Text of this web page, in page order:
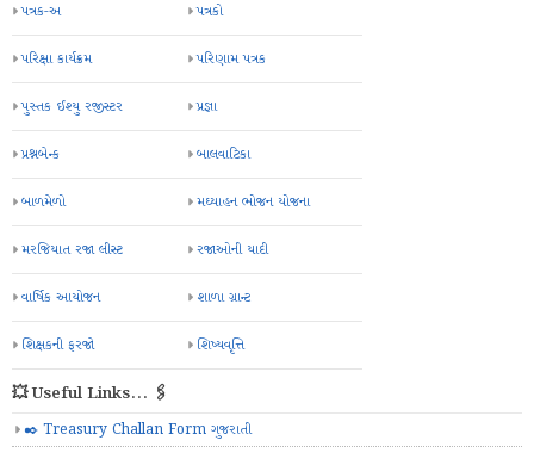
પત્રક-અ પત્રકો
પરિક્ષા કાર્યક્રમ પરિણામ પત્રક
પુસ્તક ઈશ્યુ રજીસ્ટર પ્રજ્ઞા
પ્રશ્નબેન્ક બાલવાટિકા
બાળમેળો મઘ્યાહન ભોજન યોજના
મરજિયાત રજા લીસ્ટ રજાઓની યાદી
વાર્ષિક આયોજન શાળા ગ્રાન્ટ
શિક્ષકની ફરજો શિષ્યવૃત્તિ
💥 Useful Links... 🖇️
✒️ Treasury Challan Form ગુજરાતી